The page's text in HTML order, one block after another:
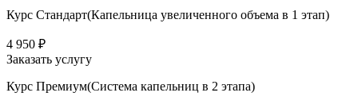
Курс Стандарт(Капельница увеличенного объема в 1 этап)
4 950 ₽
Заказать услугу
Курс Премиум(Система капельниц в 2 этапа)